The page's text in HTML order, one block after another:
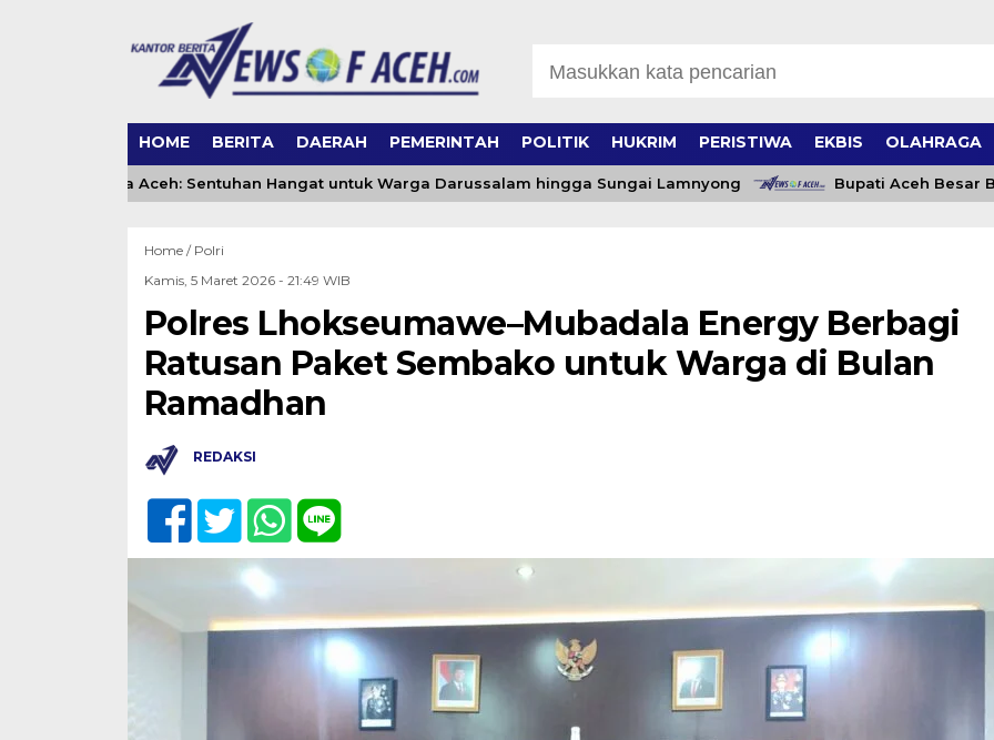
HOME BERITA DAERAH PEMERINTAH POLITIK HUKRIM PERISTIWA EKBIS OLAHRAGA
DSI Banda Aceh: Sentuhan Hangat untuk Warga Darussalam hingga Sungai Lamnyong Bupati Aceh Besar Beri
Home / Polri
Kamis, 5 Maret 2026 - 21:49 WIB
Polres Lhokseumawe–Mubadala Energy Berbagi
Ratusan Paket Sembako untuk Warga di Bulan
Ramadhan
REDAKSI